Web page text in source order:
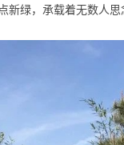
新绿，承载着无数人